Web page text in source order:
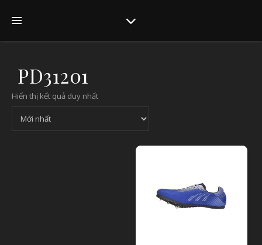
PD31201
Hiển thị kết quả duy nhất